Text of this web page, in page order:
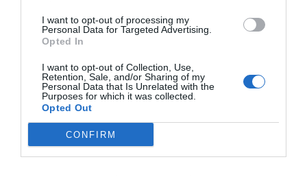
I want to opt-out of processing my
Personal Data for Targeted Advertising.
Opted In
I want to opt-out of Collection, Use,
Retention, Sale, and/or Sharing of my
Personal Data that Is Unrelated with the
Purposes for which it was collected.
Opted Out
CONFIRM
Κυριακή
+ 31°+20°
Πρόγνωση για 7 μέρες